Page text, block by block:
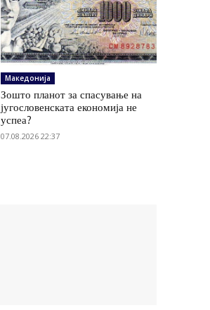
Македонија
Зошто планот за спасување на
југословенската економија не
успеа?
07.08.2026 22:37